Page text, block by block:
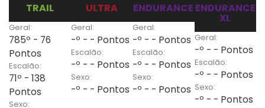
TRAIL
Geral:
785º - 76
Pontos
Escalão:
71º - 138
Pontos
Sexo:
ULTRA
Geral:
-º - - Pontos
Escalão:
-º - - Pontos
Sexo:
-º - - Pontos
ENDURANCE
Geral:
-º - - Pontos
Escalão:
-º - - Pontos
Sexo:
-º - - Pontos
ENDURANCE
XL
Geral:
-º - - Pontos
Escalão:
-º - - Pontos
Sexo:
-º - - Pontos